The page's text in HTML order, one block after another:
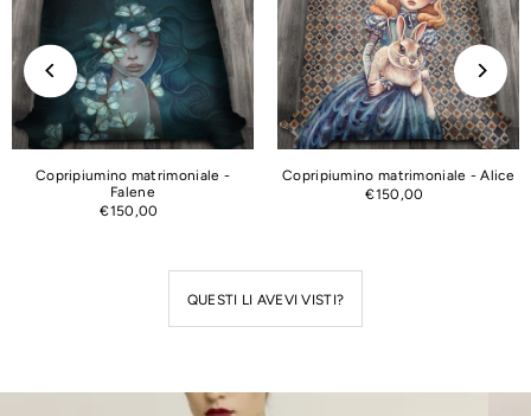
Copripiumino matrimoniale -
Falene
€150,00
Copripiumino matrimoniale - Alice
€150,00
QUESTI LI AVEVI VISTI?